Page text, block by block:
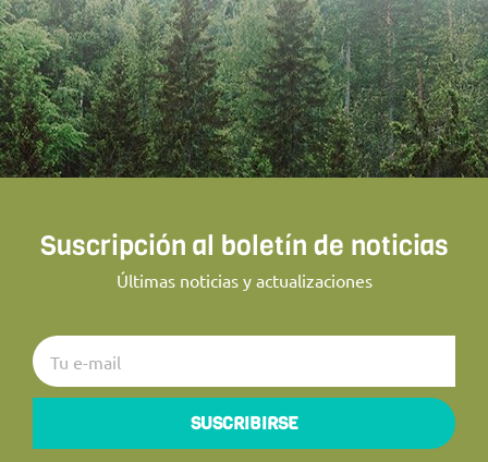
Suscripción al boletín de noticias
Últimas noticias y actualizaciones
SUSCRIBIRSE